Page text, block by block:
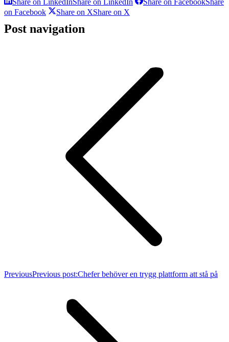
Share on LinkedInShare on LinkedIn Share on FacebookShare
on Facebook
Share on XShare on X
Post navigation
PreviousPrevious post:Chefer behöver en trygg plattform att stå på